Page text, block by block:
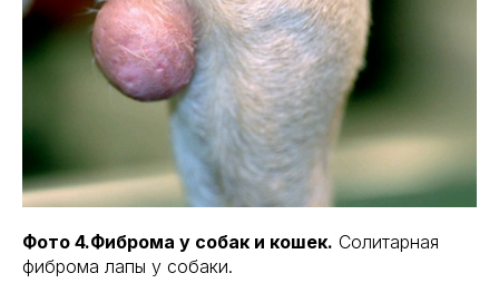
Фото 4.Фиброма у собак и кошек. Солитарная
фиброма лапы у собаки.